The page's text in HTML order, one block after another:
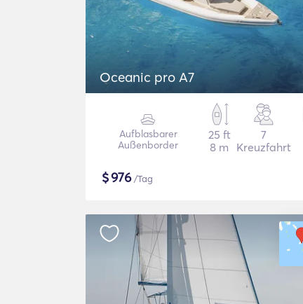
Oceanic pro A7
Aufblasbarer
Außenborder
25 ft
8 m
7
Kreuzfahrt
$976/Tag